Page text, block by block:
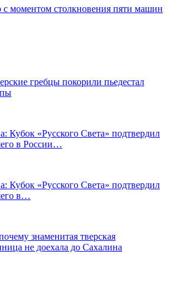
с моментом столкновения пяти машин
гребцы покорили пьедестал
Кубок «Русского Света» подтвердил
в России…
Кубок «Русского Света» подтвердил
в…
знаменитая тверская
не доехала до Сахалина